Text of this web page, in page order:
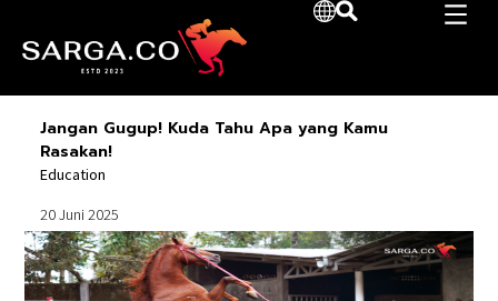
Jangan Gugup! Kuda Tahu Apa yang Kamu
Rasakan!
Education
20 Juni 2025